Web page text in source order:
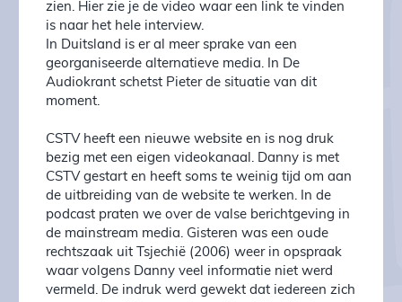
zien. Hier zie je de video waar een link te vinden
is naar het hele interview.
In Duitsland is er al meer sprake van een
georganiseerde alternatieve media. In De
Audiokrant schetst Pieter de situatie van dit
moment.
CSTV heeft een nieuwe website en is nog druk
bezig met een eigen videokanaal. Danny is met
CSTV gestart en heeft soms te weinig tijd om aan
de uitbreiding van de website te werken. In de
podcast praten we over de valse berichtgeving in
de mainstream media. Gisteren was een oude
rechtszaak uit Tsjechië (2006) weer in opspraak
waar volgens Danny veel informatie niet werd
vermeld. De indruk werd gewekt dat iedereen zich